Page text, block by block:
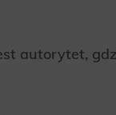
used to personalize your use
autorytet,